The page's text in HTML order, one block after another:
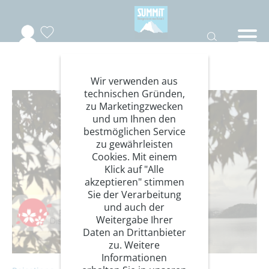
Reisetipps
Wir verwenden aus
technischen Gründen,
zu Marketingzwecken
und um Ihnen den
bestmöglichen Service
zu gewährleisten
Cookies. Mit einem
Klick auf "Alle
akzeptieren" stimmen
Sie der Verarbeitung
und auch der
Weitergabe Ihrer
Daten an Drittanbieter
zu. Weitere
Informationen